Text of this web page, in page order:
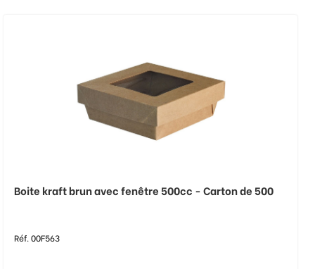
Boite kraft brun avec fenêtre 500cc - Carton de 500
Réf. 00F563